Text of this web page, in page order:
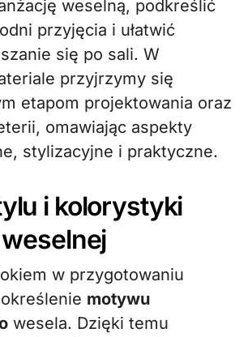
weselną, podkreślić
przyjęcia i ułatwić
się po sali. W
przyjrzymy się
etapom projektowania oraz
omawiając aspekty
stylizacyjne i praktyczne.
i kolorystyki
w przygotowaniu
motywu
wesela. Dzięki temu